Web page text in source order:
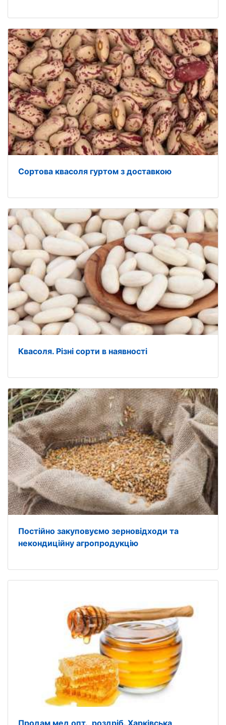
Сортова квасоля гуртом з доставкою
Квасоля. Різні сорти в наявності
Постійно закуповуємо зерновідходи та
некондиційну агропродукцію
Продам мед опт., роздріб. Харківська